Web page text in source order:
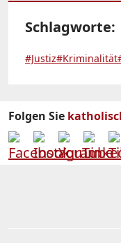
Schlagworte:
#Justiz#Kriminalität
Folgen Sie